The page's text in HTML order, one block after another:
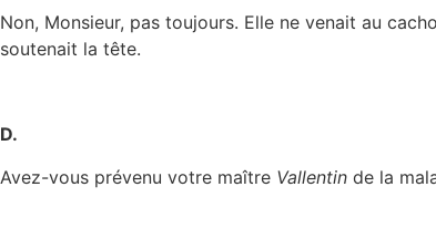
Non, Monsieur, pas toujours. Elle ne venait au
soutenait la tête.
D.
Avez-vous prévenu votre maître Vallentin de la